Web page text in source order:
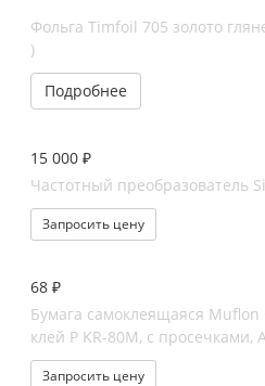
Фольга Timfoil 705 золото
)
Подробнее
15 000 ₽
Частотный преобразователь
Запросить цену
68 ₽
Бумага самоклеящаяся
клей Р KR-80M, с просечками,
Запросить цену